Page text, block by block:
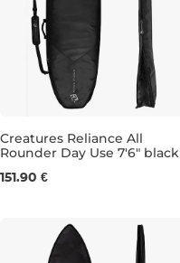
7'6"
Creatures Reliance All
Rounder Day Use 7'6" black
151.90 €